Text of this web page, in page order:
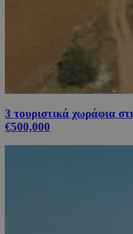
3 τουριστικά χωράφια
€500,000